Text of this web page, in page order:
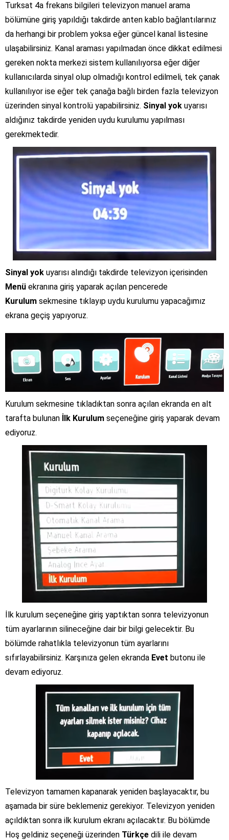
Turksat 4a frekans bilgileri televizyon manuel arama
bölümüne giriş yapıldığı takdirde anten kablo bağlantılarınız
da herhangi bir problem yoksa eğer güncel kanal listesine
ulaşabilirsiniz. Kanal araması yapılmadan önce dikkat edilmesi
gereken nokta merkezi sistem kullanılıyorsa eğer diğer
kullanıcılarda sinyal olup olmadığı kontrol edilmeli, tek çanak
kullanılıyor ise eğer tek çanağa bağlı birden fazla televizyon
üzerinden sinyal kontrolü yapabilirsiniz. Sinyal yok uyarısı
aldığınız takdirde yeniden uydu kurulumu yapılması
gerekmektedir.
Sinyal yok uyarısı alındığı takdirde televizyon içerisinden
Menü ekranına giriş yaparak açılan pencerede
Kurulum sekmesine tıklayıp uydu kurulumu yapacağımız
ekrana geçiş yapıyoruz.
Kurulum sekmesine tıkladıktan sonra açılan ekranda en alt
tarafta bulunan
İlk Kurulum seçeneğine giriş yaparak devam
ediyoruz.
İlk kurulum seçeneğine giriş yaptıktan sonra televizyonun
tüm ayarlarının silineceğine dair bir bilgi gelecektir. Bu
bölümde rahatlıkla televizyonun tüm ayarlarını
sıfırlayabilirsiniz. Karşınıza gelen ekranda Evet butonu ile
devam ediyoruz.
Televizyon tamamen kapanarak yeniden başlayacaktır, bu
aşamada bir süre beklemeniz gerekiyor. Televizyon yeniden
açıldıktan sonra ilk kurulum ekranı açılacaktır. Bu bölümde
Hoş geldiniz seçeneği üzerinden Türkçe dili ile devam